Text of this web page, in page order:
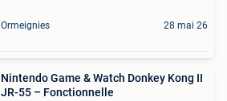
Ormeignies 28 mai 26
Nintendo Game & Watch Donkey Kong II
JR-55 – Fonctionnelle